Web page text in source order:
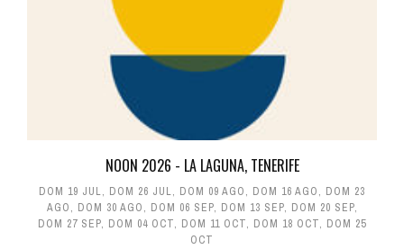
NOON 2026 - LA LAGUNA, TENERIFE
DOM 19 JUL, DOM 26 JUL, DOM 09 AGO, DOM 16 AGO, DOM 23
AGO, DOM 30 AGO, DOM 06 SEP, DOM 13 SEP, DOM 20 SEP,
DOM 27 SEP, DOM 04 OCT, DOM 11 OCT, DOM 18 OCT, DOM 25
OCT